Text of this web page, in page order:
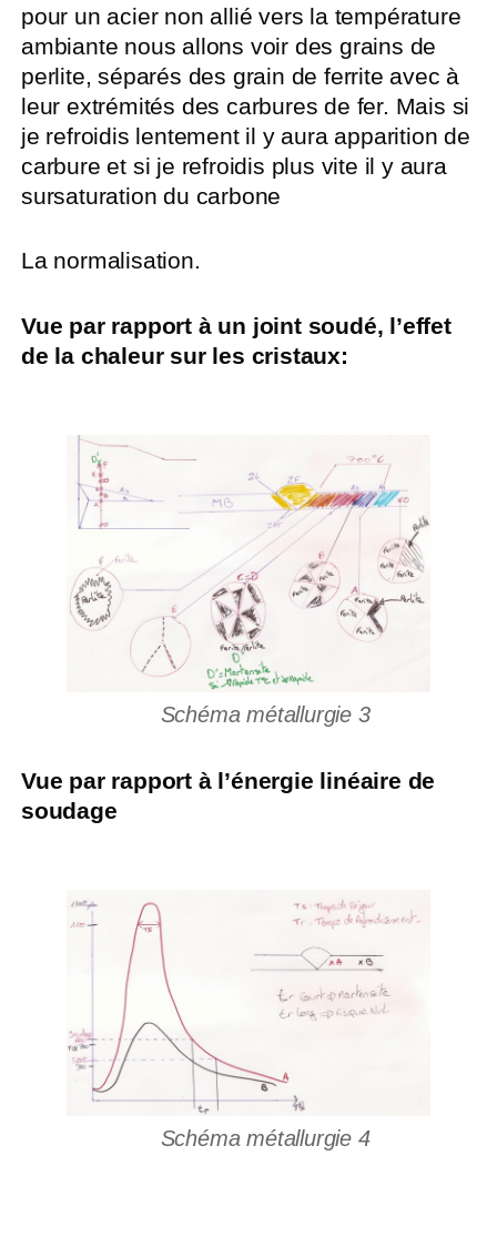
pour un acier non allié vers la température
ambiante nous allons voir des grains de
perlite, séparés des grain de ferrite avec à
leur extrémités des carbures de fer. Mais si
je refroidis lentement il y aura apparition de
carbure et si je refroidis plus vite il y aura
sursaturation du carbone
La normalisation.
Vue par rapport à un joint soudé, l’effet
de la chaleur sur les cristaux:
Schéma métallurgie 3
Vue par rapport à l’énergie linéaire de
soudage
Schéma métallurgie 4